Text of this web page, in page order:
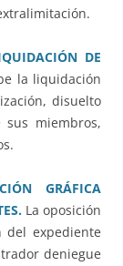
DE
la liquidación
disuelto
miembros,
GRÁFICA
La oposición
expediente
deniegue